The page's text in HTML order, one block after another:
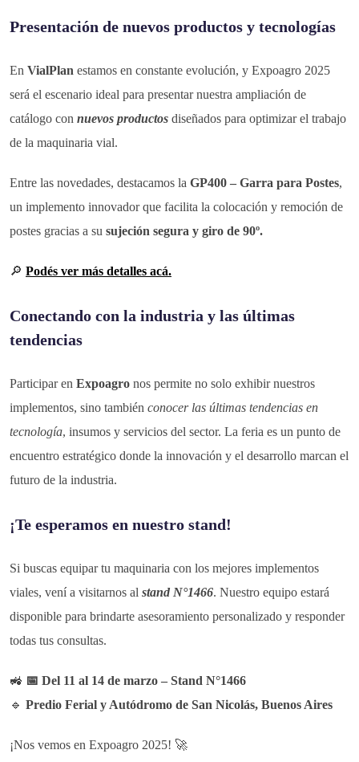
Presentación de nuevos productos y tecnologías
En VialPlan estamos en constante evolución, y Expoagro 2025
será el escenario ideal para presentar nuestra ampliación de
catálogo con nuevos productos diseñados para optimizar el trabajo
de la maquinaria vial.
Entre las novedades, destacamos la GP400 – Garra para Postes,
un implemento innovador que facilita la colocación y remoción de
postes gracias a su sujeción segura y giro de 90º.
🔎 Podés ver más detalles acá.
Conectando con la industria y las últimas
tendencias
Participar en Expoagro nos permite no solo exhibir nuestros
implementos, sino también conocer las últimas tendencias en
tecnología, insumos y servicios del sector. La feria es un punto de
encuentro estratégico donde la innovación y el desarrollo marcan el
futuro de la industria.
¡Te esperamos en nuestro stand!
Si buscas equipar tu maquinaria con los mejores implementos
viales, vení a visitarnos al stand N°1466. Nuestro equipo estará
disponible para brindarte asesoramiento personalizado y responder
todas tus consultas.
🚜 📅 Del 11 al 14 de marzo – Stand N°1466
🔹 Predio Ferial y Autódromo de San Nicolás, Buenos Aires
¡Nos vemos en Expoagro 2025! 🚀